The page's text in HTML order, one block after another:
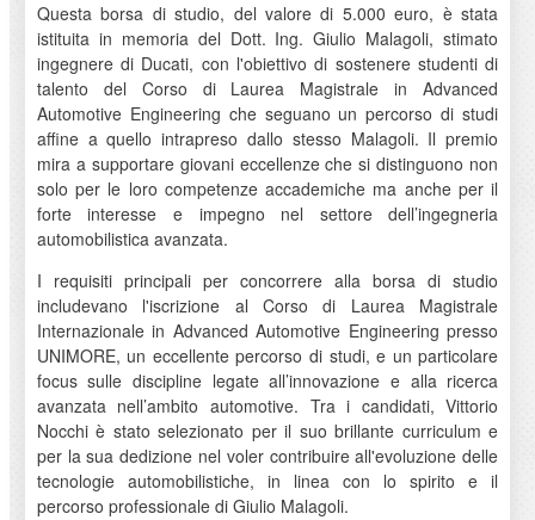
Questa borsa di studio, del valore di 5.000 euro, è stata
istituita in memoria del Dott. Ing. Giulio Malagoli, stimato
ingegnere di Ducati, con l'obiettivo di sostenere studenti di
talento del Corso di Laurea Magistrale in Advanced
Automotive Engineering che seguano un percorso di studi
affine a quello intrapreso dallo stesso Malagoli. Il premio
mira a supportare giovani eccellenze che si distinguono non
solo per le loro competenze accademiche ma anche per il
forte interesse e impegno nel settore dell’ingegneria
automobilistica avanzata.
I requisiti principali per concorrere alla borsa di studio
includevano l'iscrizione al Corso di Laurea Magistrale
Internazionale in Advanced Automotive Engineering presso
UNIMORE, un eccellente percorso di studi, e un particolare
focus sulle discipline legate all’innovazione e alla ricerca
avanzata nell’ambito automotive. Tra i candidati, Vittorio
Nocchi è stato selezionato per il suo brillante curriculum e
per la sua dedizione nel voler contribuire all'evoluzione delle
tecnologie automobilistiche, in linea con lo spirito e il
percorso professionale di Giulio Malagoli.